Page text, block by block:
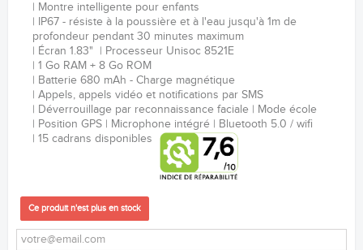
Montre intelligente pour enfants
IP67 - résiste à la poussière et à l'eau jusqu'à 1m de
profondeur pendant 30 minutes maximum
Écran 1.83"
Processeur Unisoc 8521E
1 Go RAM + 8 Go ROM
Batterie 680 mAh - Charge magnétique
Appels, appels vidéo et notifications par SMS
Déverrouillage par reconnaissance faciale
Mode école
Position GPS
Microphone intégré
Bluetooth 5.0 / wifi
15 cadrans disponibles
Ce produit n'est plus en stock